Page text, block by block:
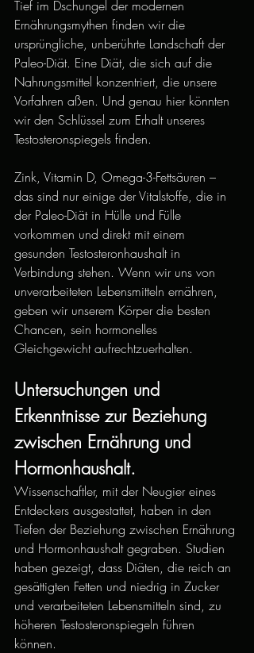
Tief im Dschungel der modernen
Ernährungsmythen finden wir die
ursprüngliche, unberührte Landschaft der
Paleo-Diät. Eine Diät, die sich auf die
Nahrungsmittel konzentriert, die unsere
Vorfahren aßen. Und genau hier könnten
wir den Schlüssel zum Erhalt unseres
Testosteronspiegels finden.
Zink, Vitamin D, Omega-3-Fettsäuren –
das sind nur einige der Vitalstoffe, die in
der Paleo-Diät in Hülle und Fülle
vorkommen und direkt mit einem
gesunden Testosteronhaushalt in
Verbindung stehen. Wenn wir uns von
unverarbeiteten Lebensmitteln ernähren,
geben wir unserem Körper die besten
Chancen, sein hormonelles
Gleichgewicht aufrechtzuerhalten.
Untersuchungen und
Erkenntnisse zur Beziehung
zwischen Ernährung und
Hormonhaushalt.
Wissenschaftler, mit der Neugier eines
Entdeckers ausgestattet, haben in den
Tiefen der Beziehung zwischen Ernährung
und Hormonhaushalt gegraben. Studien
haben gezeigt, dass Diäten, die reich an
gesättigten Fetten und niedrig in Zucker
und verarbeiteten Lebensmitteln sind, zu
höheren Testosteronspiegeln führen
können.